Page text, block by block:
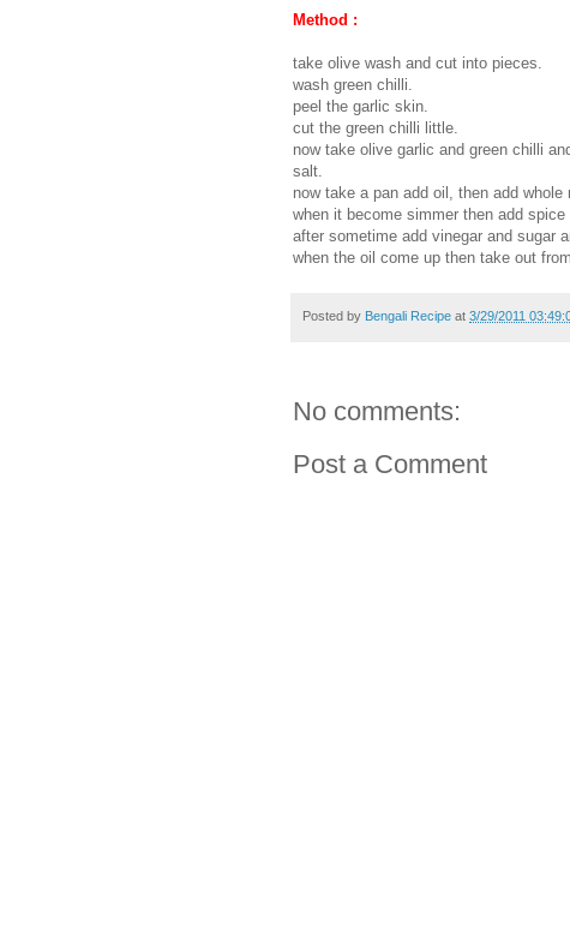
Method :
take olive wash and cut into pieces.
wash green chilli.
peel the garlic skin.
cut the green chilli little.
now take olive garlic and green chilli
salt.
now take a pan add oil, then add whole
when it become simmer then add
after sometime add vinegar and sugar
when the oil come up then take out
Posted by Bengali Recipe at 3/29/2011
No comments:
Post a Comment